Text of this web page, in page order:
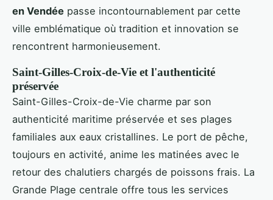
en Vendée passe incontournablement par cette
ville emblématique où tradition et innovation se
rencontrent harmonieusement.
Saint-Gilles-Croix-de-Vie et l'authenticité
préservée
Saint-Gilles-Croix-de-Vie charme par son
authenticité maritime préservée et ses plages
familiales aux eaux cristallines. Le port de pêche,
toujours en activité, anime les matinées avec le
retour des chalutiers chargés de poissons frais. La
Grande Plage centrale offre tous les services